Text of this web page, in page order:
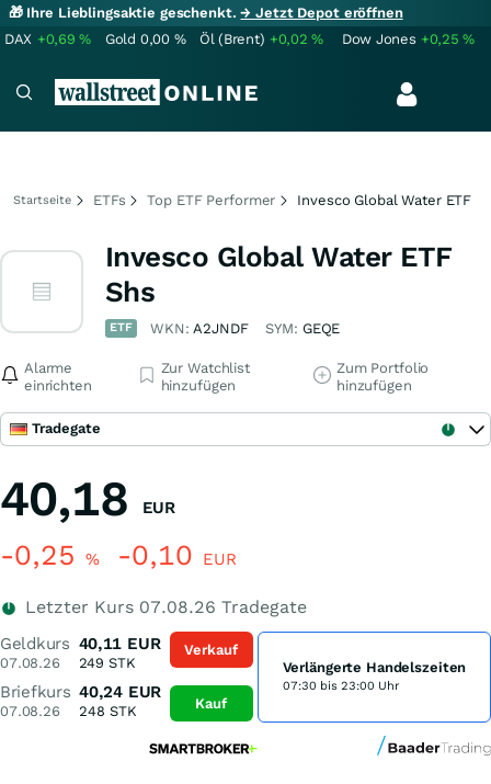
🎁 Ihre Lieblingsaktie geschenkt.→ Jetzt Depot eröffnen
DAX +0,69% Gold 0,00 % Öl (Brent) +0,02% Dow Jones +0,25%
Startseite ETFs Top ETF Performer Invesco Global Water ETF
Invesco Global Water ETF
Shs
ETF WKN:A2JNDF SYM: GEQE
Alarme
einrichten
Zur Watchlist
hinzufügen
Zum Portfolio
hinzufügen
Tradegate
40,18 EUR
-0,25 % -0,10 EUR
Letzter Kurs 07.08.26 Tradegate
Geldkurs
07.08.26
40,11 EUR
249 STK
Briefkurs
07.08.26
40,24 EUR
248 STK
Verkauf
Kauf
Verlängerte Handelszeiten
07:30 bis 23:00 Uhr